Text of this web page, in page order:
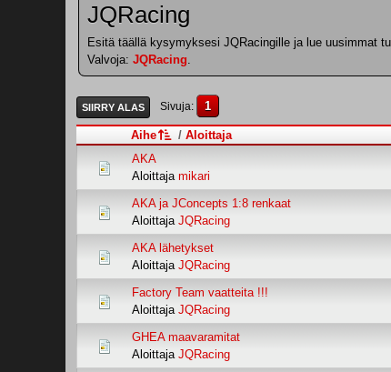
JQRacing
Esitä täällä kysymyksesi JQRacingille ja lue uusimmat
Valvoja: JQRacing
SIIRRY ALAS Sivuja 1
Aihe / Aloittaja
AKA
Aloittaja mikari
AKA ja JConcepts 1:8 renkaat
Aloittaja JQRacing
AKA lähetykset
Aloittaja JQRacing
Factory Team vaatteita !!!
Aloittaja JQRacing
GHEA maavaramitat
Aloittaja JQRacing